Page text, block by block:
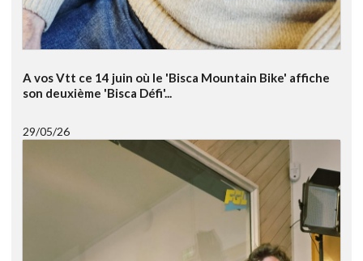
A vos Vtt ce 14 juin où le 'Bisca Mountain Bike' affiche
son deuxième 'Bisca Défi'...
29/05/26